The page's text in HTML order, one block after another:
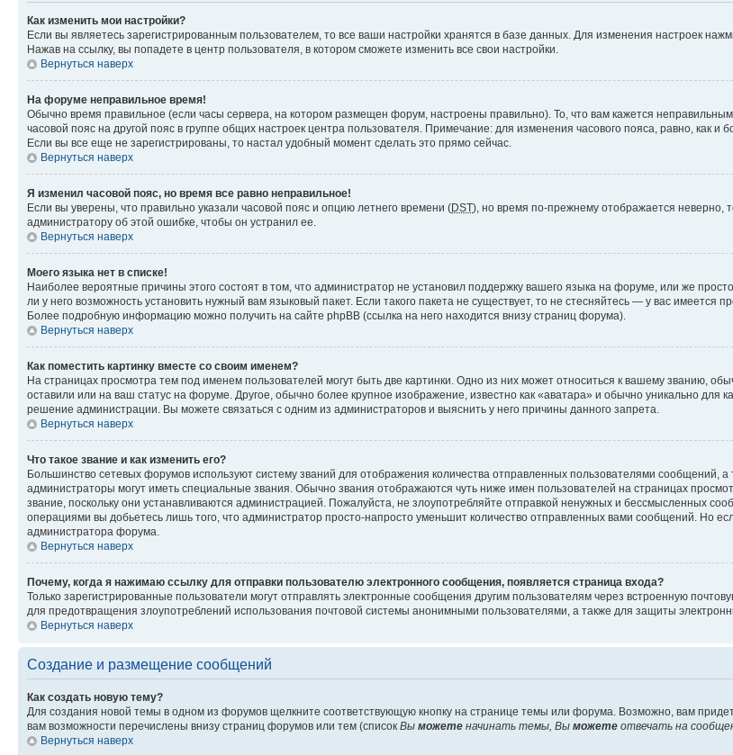
Как изменить мои настройки?
Если вы являетесь зарегистрированным пользователем, то все ваши настройки хранятся в базе данных. Для изменения настроек
Нажав на ссылку, вы попадете в центр пользователя, в котором сможете изменить все свои настройки.
Вернуться наверх
На форуме неправильное время!
Обычно время правильное (если часы сервера, на котором размещен форум, настроены правильно). То, что вам кажется
часовой пояс на другой пояс в группе общих настроек центра пользователя. Примечание: для изменения часового пояса, равно, как
Если вы все еще не зарегистрированы, то настал удобный момент сделать это прямо сейчас.
Вернуться наверх
Я изменил часовой пояс, но время все равно неправильное!
Если вы уверены, что правильно указали часовой пояс и опцию летнего времени (DST), но время по-прежнему отображается неверно,
администратору об этой ошибке, чтобы он устранил ее.
Вернуться наверх
Моего языка нет в списке!
Наиболее вероятные причины этого состоят в том, что администратор не установил поддержку вашего языка на форуме, или же
ли у него возможность установить нужный вам языковый пакет. Если такого пакета не существует, то не стесняйтесь — у вас имеется
Более подробную информацию можно получить на сайте phpBB (ссылка на него находится внизу страниц форума).
Вернуться наверх
Как поместить картинку вместе со своим именем?
На страницах просмотра тем под именем пользователей могут быть две картинки. Одно из них может относиться к вашему званию,
оставили или на ваш статус на форуме. Другое, обычно более крупное изображение, известно как «аватара» и обычно уникально для
решение администрации. Вы можете связаться с одним из администраторов и выяснить у него причины данного запрета.
Вернуться наверх
Что такое звание и как изменить его?
Большинство сетевых форумов используют систему званий для отображения количества отправленных пользователями
администраторы могут иметь специальные звания. Обычно звания отображаются чуть ниже имен пользователей на страницах
звание, поскольку они устанавливаются администрацией. Пожалуйста, не злоупотребляйте отправкой ненужных и бессмысленных
операциями вы добьетесь лишь того, что администратор просто-напросто уменьшит количество отправленных вами сообщений. Но
администратора форума.
Вернуться наверх
Почему, когда я нажимаю ссылку для отправки пользователю электронного сообщения, появляется страница входа?
Только зарегистрированные пользователи могут отправлять электронные сообщения другим пользователям через встроенную
для предотвращения злоупотреблений использования почтовой системы анонимными пользователями, а также для защиты
Вернуться наверх
Создание и размещение сообщений
Как создать новую тему?
Для создания новой темы в одном из форумов щелкните соответствующую кнопку на странице темы или форума. Возможно, вам
вам возможности перечислены внизу страниц форумов или тем (список Вы можете начинать темы, Вы можете отвечать на
Вернуться наверх